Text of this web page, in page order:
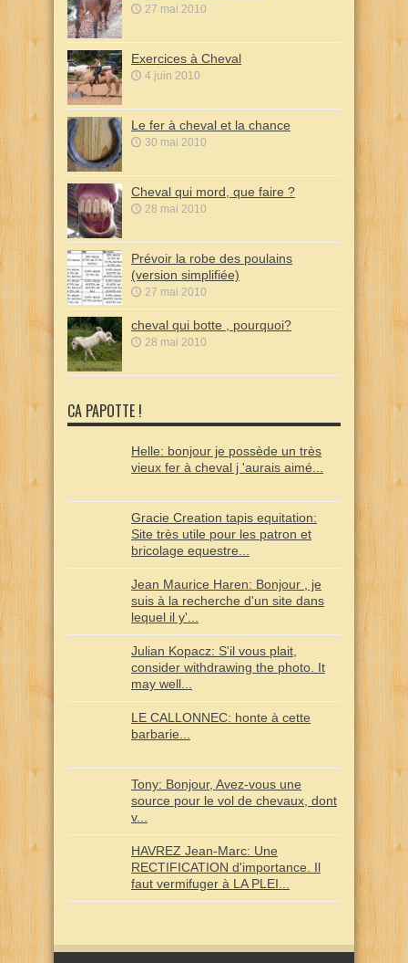
27 mai 2010
Exercices à Cheval
4 juin 2010
Le fer à cheval et la chance
30 mai 2010
Cheval qui mord, que faire ?
28 mai 2010
Prévoir la robe des poulains
(version simplifiée)
27 mai 2010
cheval qui botte , pourquoi?
28 mai 2010
CA PAPOTTE !
Helle: bonjour je possède un très
vieux fer à cheval j 'aurais aimé...
Gracie Creation tapis equitation:
Site très utile pour les patron et
bricolage equestre...
Jean Maurice Haren: Bonjour , je
suis à la recherche d'un site dans
lequel il y'...
Julian Kopacz: S'il vous plait,
consider withdrawing the photo. It
may well...
LE CALLONNEC: honte à cette
barbarie...
Tony: Bonjour, Avez-vous une
source pour le vol de chevaux, dont
v...
HAVREZ Jean-Marc: Une
RECTIFICATION d'importance. Il
faut vermifuger à LA PLEI...